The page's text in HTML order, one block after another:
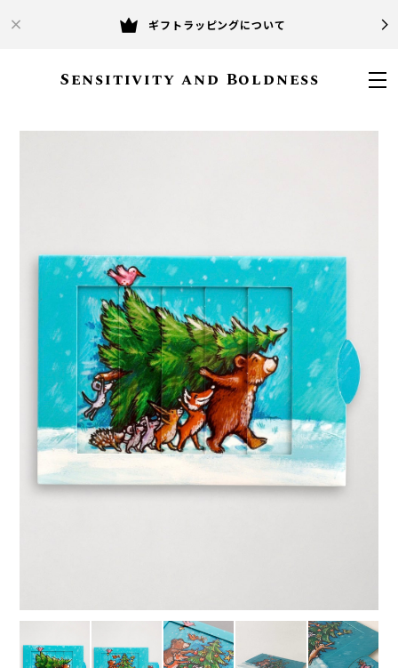
ギフトラッピングについて
Sensitivity and Boldness